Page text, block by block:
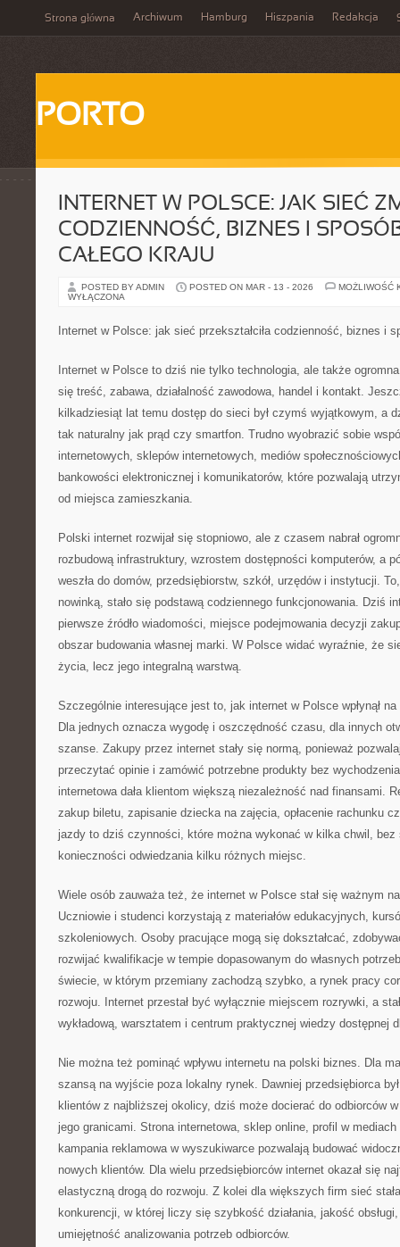
Strona główna Archiwum Hamburg Hiszpania Redakcja
PORTO
INTERNET W POLSCE: JAK SIEĆ
CODZIENNOŚĆ, BIZNES I
CAŁEGO KRAJU
POSTED BY ADMIN POSTED ON MAR - 13 - 2026
MOŻLIWOŚĆ
WYŁĄCZONA
Internet w Polsce: jak sieć przekształciła codzienność, biznes i
Internet w Polsce to dziś nie tylko technologia, ale także
się treść, zabawa, działalność zawodowa, handel i kontakt.
kilkadziesiąt lat temu dostęp do sieci był czymś wyjątkowym, a
tak naturalny jak prąd czy smartfon. Trudno wyobrazić sobie
internetowych, sklepów internetowych, mediów
bankowości elektronicznej i komunikatorów, które pozwalają
od miejsca zamieszkania.
Polski internet rozwijał się stopniowo, ale z czasem nabrał
rozbudową infrastruktury, wzrostem dostępności komputerów, a
weszła do domów, przedsiębiorstw, szkół, urzędów i instytucji.
nowinką, stało się podstawą codziennego funkcjonowania. Dziś
pierwsze źródło wiadomości, miejsce podejmowania decyzji
obszar budowania własnej marki. W Polsce widać wyraźnie, że
życia, lecz jego integralną warstwą.
Szczególnie interesujące jest to, jak internet w Polsce wpłynął
Dla jednych oznacza wygodę i oszczędność czasu, dla innych
szanse. Zakupy przez internet stały się normą, ponieważ
przeczytać opinie i zamówić potrzebne produkty bez
internetowa dała klientom większą niezależność nad finansami.
zakup biletu, zapisanie dziecka na zajęcia, opłacenie rachunku
jazdy to dziś czynności, które można wykonać w kilka chwil,
konieczności odwiedzania kilku różnych miejsc.
Wiele osób zauważa też, że internet w Polsce stał się ważnym
Uczniowie i studenci korzystają z materiałów edukacyjnych,
szkoleniowych. Osoby pracujące mogą się dokształcać,
rozwijać kwalifikacje w tempie dopasowanym do własnych
świecie, w którym przemiany zachodzą szybko, a rynek pracy
rozwoju. Internet przestał być wyłącznie miejscem rozrywki, a
wykładową, warsztatem i centrum praktycznej wiedzy dostępnej
Nie można też pominąć wpływu internetu na polski biznes. Dla
szansą na wyjście poza lokalny rynek. Dawniej przedsiębiorca
klientów z najbliższej okolicy, dziś może docierać do odbiorców
jego granicami. Strona internetowa, sklep online, profil w
kampania reklamowa w wyszukiwarce pozwalają budować
nowych klientów. Dla wielu przedsiębiorców internet okazał się
elastyczną drogą do rozwoju. Z kolei dla większych firm sieć
konkurencji, w której liczy się szybkość działania, jakość
umiejętność analizowania potrzeb odbiorców.